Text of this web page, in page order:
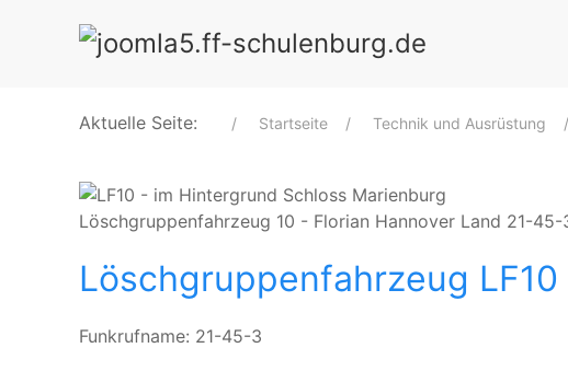
Aktuelle Seite: Startseite Technik und Ausrüstung
Löschgruppenfahrzeug 10 - Florian Hannover Land 21-45-
Löschgruppenfahrzeug LF10
Funkrufname: 21-45-3